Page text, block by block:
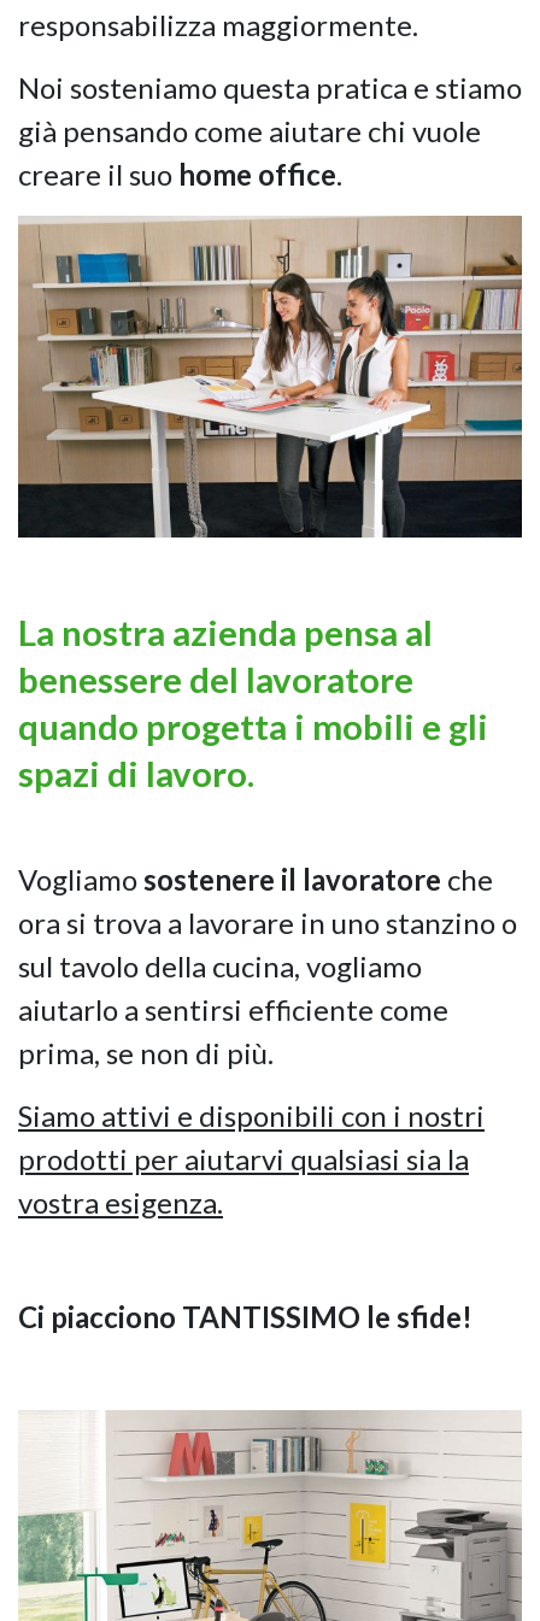
responsabilizza maggiormente.
Noi sosteniamo questa pratica e stiamo
già pensando come aiutare chi vuole
creare il suo home office.
La nostra azienda pensa al
benessere del lavoratore
quando progetta i mobili e gli
spazi di lavoro.
Vogliamosostenere il lavoratore che
ora si trova a lavorare in uno stanzino o
sul tavolo della cucina, vogliamo
aiutarlo a sentirsi efficiente come
prima, se non di più.
Siamo attivi e disponibili con i nostri
prodotti per aiutarvi qualsiasi sia la
vostra esigenza.
Ci piacciono TANTISSIMO le sfide!